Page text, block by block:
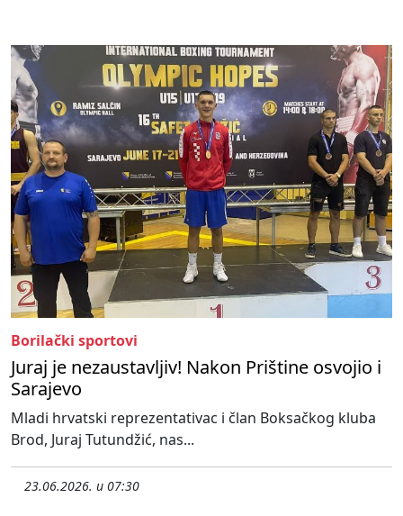
Borilački sportovi
Juraj je nezaustavljiv! Nakon Prištine osvojio i
Sarajevo
Mladi hrvatski reprezentativac i član Boksačkog kluba
Brod, Juraj Tutundžić, nas...
23.06.2026. u 07:30